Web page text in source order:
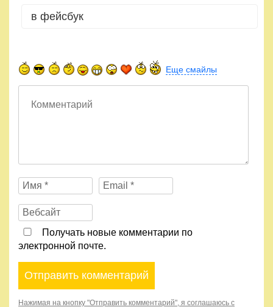
в фейсбук
Еще смайлы
Получать новые комментарии по
электронной почте.
Нажимая на кнопку "Отправить комментарий", я соглашаюсь с